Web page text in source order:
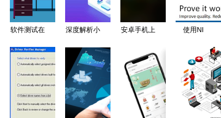
软件测试在
发中的核心
地位与实施
策略
深度解析小
件开发与应
用软件开发
的协作之道
安卓手机上
件的应用推
荐
使用NI
开发大型应
用程序的实
践与策略